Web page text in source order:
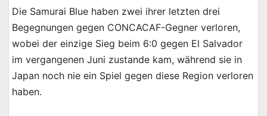
Die Samurai Blue haben zwei ihrer letzten drei
Begegnungen gegen CONCACAF-Gegner verloren,
wobei der einzige Sieg beim 6:0 gegen El Salvador
im vergangenen Juni zustande kam, während sie in
Japan noch nie ein Spiel gegen diese Region verloren
haben.